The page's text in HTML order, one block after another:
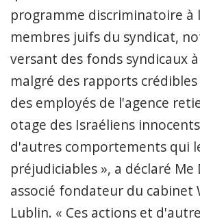
programme discriminatoire à
membres juifs du syndicat,
versant des fonds syndicaux à
malgré des rapports
des employés de l'agence
otage des Israéliens
d'autres comportements qui
préjudiciables », a déclaré Me
associé fondateur du cabinet
Lublin. « Ces actions et